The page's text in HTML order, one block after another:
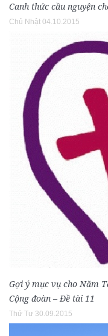
Canh thức cầu nguyện
Chủ Nhật 04.10.2015
Gợi ý mục vụ cho Năm
Cộng đoàn – Đề tài 11
Thứ Tư 30.09.2015